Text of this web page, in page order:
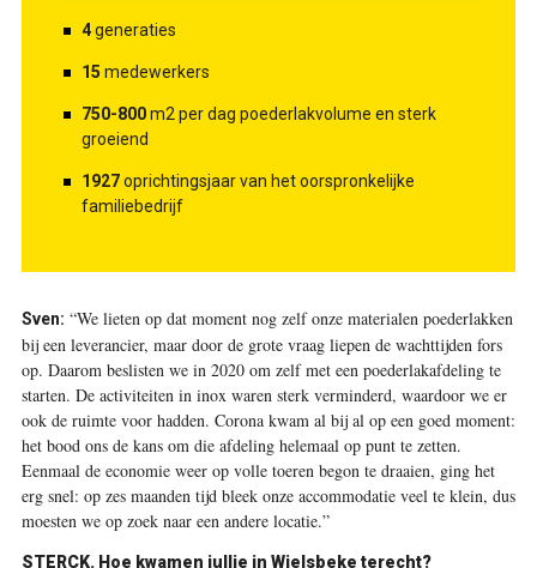
4generaties
15 medewerkers
750-800m2 per dag poederlakvolume en sterk
groeiend
1927oprichtingsjaar van het oorspronkelijke
familiebedrijf
Sven: “We lieten op dat moment nog zelf onze materialen poederlakken
bij een leverancier, maar door de grote vraag liepen de wachttijden fors
op. Daarom beslisten we in 2020 om zelf met een poederlakafdeling te
starten. De activiteiten in inox waren sterk verminderd, waardoor we er
ook de ruimte voor hadden. Corona kwam al bij al op een goed moment:
het bood ons de kans om die afdeling helemaal op punt te zetten.
Eenmaal de economie weer op volle toeren begon te draaien, ging het
erg snel: op zes maanden tijd bleek onze accommodatie veel te klein, dus
moesten we op zoek naar een andere locatie.”
STERCK. Hoe kwamen jullie in Wielsbeke terecht?